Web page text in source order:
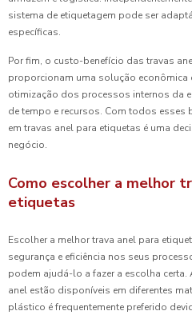
sistema de etiquetagem pode ser
específicas.
Por fim, o custo-benefício das travas
proporcionam uma solução econômica
otimização dos processos internos da
de tempo e recursos. Com todos esses
em travas anel para etiquetas é uma
negócio.
Como escolher a melhor
etiquetas
Escolher a melhor trava anel para
segurança e eficiência nos seus
podem ajudá-lo a fazer a escolha certa.
anel estão disponíveis em diferentes
plástico é frequentemente preferido